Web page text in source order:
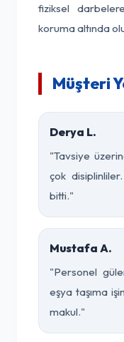
fiziksel
koruma altında
Müşteri
Derya L.
"Tavsiye
çok
bitti."
Mustafa A.
"Personel
eşya taşıma
makul."